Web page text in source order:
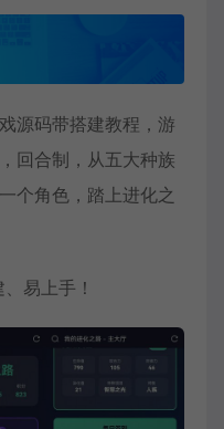
源码带搭建教程，游
回合制，从五大种族
个角色，踏上进化之
易上手！